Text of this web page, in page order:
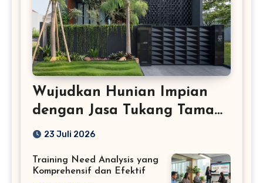
Wujudkan Hunian Impian
dengan Jasa Tukang Taman
Profesional
23 Juli 2026
Training Need Analysis yang
Komprehensif dan Efektif